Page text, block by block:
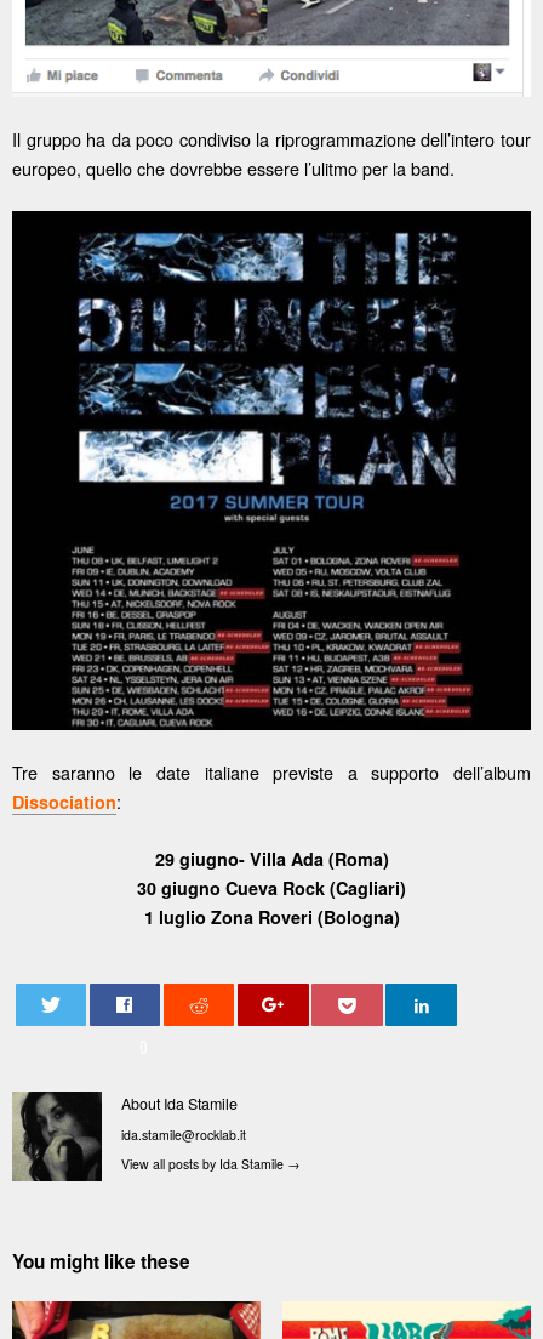
Il gruppo ha da poco condiviso la riprogrammazione dell’intero tour
europeo, quello che dovrebbe essere l’ulitmo per la band.
Tre saranno le date italiane previste a supporto dell’album
Dissociation:
29 giugno- Villa Ada (Roma)
30 giugno Cueva Rock (Cagliari)
1 luglio Zona Roveri (Bologna)
About Ida Stamile
ida.stamile@rocklab.it
View all posts by Ida Stamile →
You might like these